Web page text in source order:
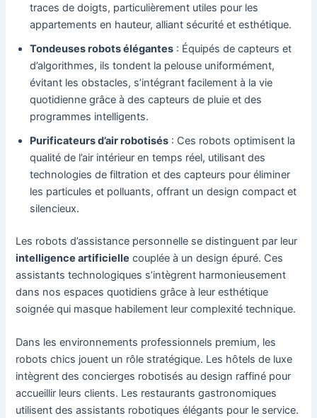
traces de doigts, particulièrement utiles pour les
appartements en hauteur, alliant sécurité et esthétique.
Tondeuses robots élégantes : Équipés de capteurs et
d’algorithmes, ils tondent la pelouse uniformément,
évitant les obstacles, s’intégrant facilement à la vie
quotidienne grâce à des capteurs de pluie et des
programmes intelligents.
Purificateurs d’air robotisés : Ces robots optimisent la
qualité de l’air intérieur en temps réel, utilisant des
technologies de filtration et des capteurs pour éliminer
les particules et polluants, offrant un design compact et
silencieux.
Les robots d’assistance personnelle se distinguent par leur
intelligence artificielle couplée à un design épuré. Ces
assistants technologiques s’intègrent harmonieusement
dans nos espaces quotidiens grâce à leur esthétique
soignée qui masque habilement leur complexité technique.
Dans les environnements professionnels premium, les
robots chics jouent un rôle stratégique. Les hôtels de luxe
intègrent des concierges robotisés au design raffiné pour
accueillir leurs clients. Les restaurants gastronomiques
utilisent des assistants robotiques élégants pour le service.